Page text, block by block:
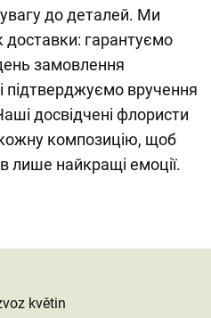
до деталей. Ми
гарантуємо
замовлення
підтверджуємо вручення
досвідчені флористи
композицію, щоб
лише найкращі емоції.
květin